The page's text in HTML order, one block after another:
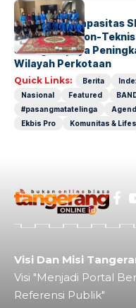
BERITAINDEX
Penguatan Kapasitas
Kompetensi Non-
Sebagai Upaya
Wilayah Perkotaan
Quick Links: Berita
Nasional
Featured
#pasangmatatelinga
Ekbis Pro
Komunitas &
Visi Dan Misi
Visi "Menjadi Portal
Referensi Publik"